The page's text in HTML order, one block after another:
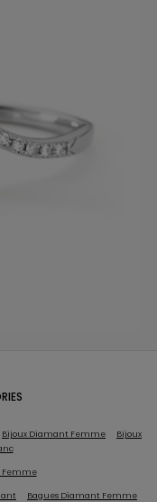
Bijoux Diamant Femme
Bijoux
Femme
Bagues Diamant Femme